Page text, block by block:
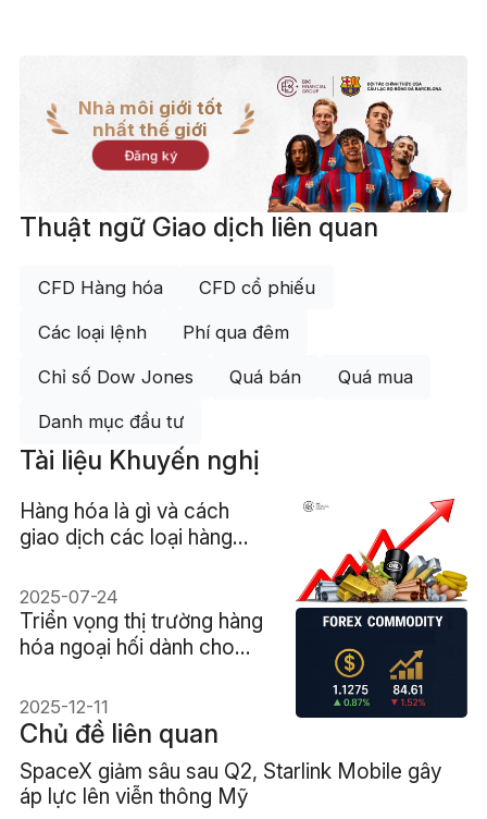
Nhà môi giới tốt
nhất thế giới
Đăng ký
Thuật ngữ Giao dịch liên quan
CFD Hàng hóa CFD cổ phiếu
Các loại lệnh Phí qua đêm
Chỉ số Dow Jones Quá bán Quá mua
Danh mục đầu tư
Tài liệu Khuyến nghị
Hàng hóa là gì và cách
giao dịch các loại hàng
2025-07-24
Triển vọng thị trường hàng
hóa ngoại hối dành cho
2025-12-11
Chủ đề liên quan
SpaceX giảm sâu sau Q2, Starlink Mobile gây
áp lực lên viễn thông Mỹ